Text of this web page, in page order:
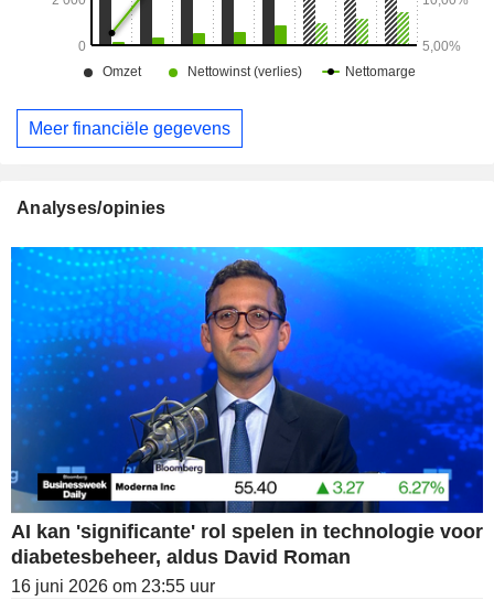
Meer financiële gegevens
Analyses/opinies
AI kan 'significante' rol spelen in technologie voor
diabetesbeheer, aldus David Roman
16 juni 2026 om 23:55 uur